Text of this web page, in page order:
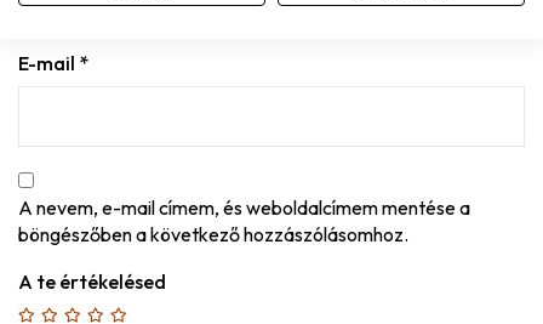
E-mail *
A nevem, e-mail címem, és weboldalcímem mentése a
böngészőben a következő hozzászólásomhoz.
A te értékelésed